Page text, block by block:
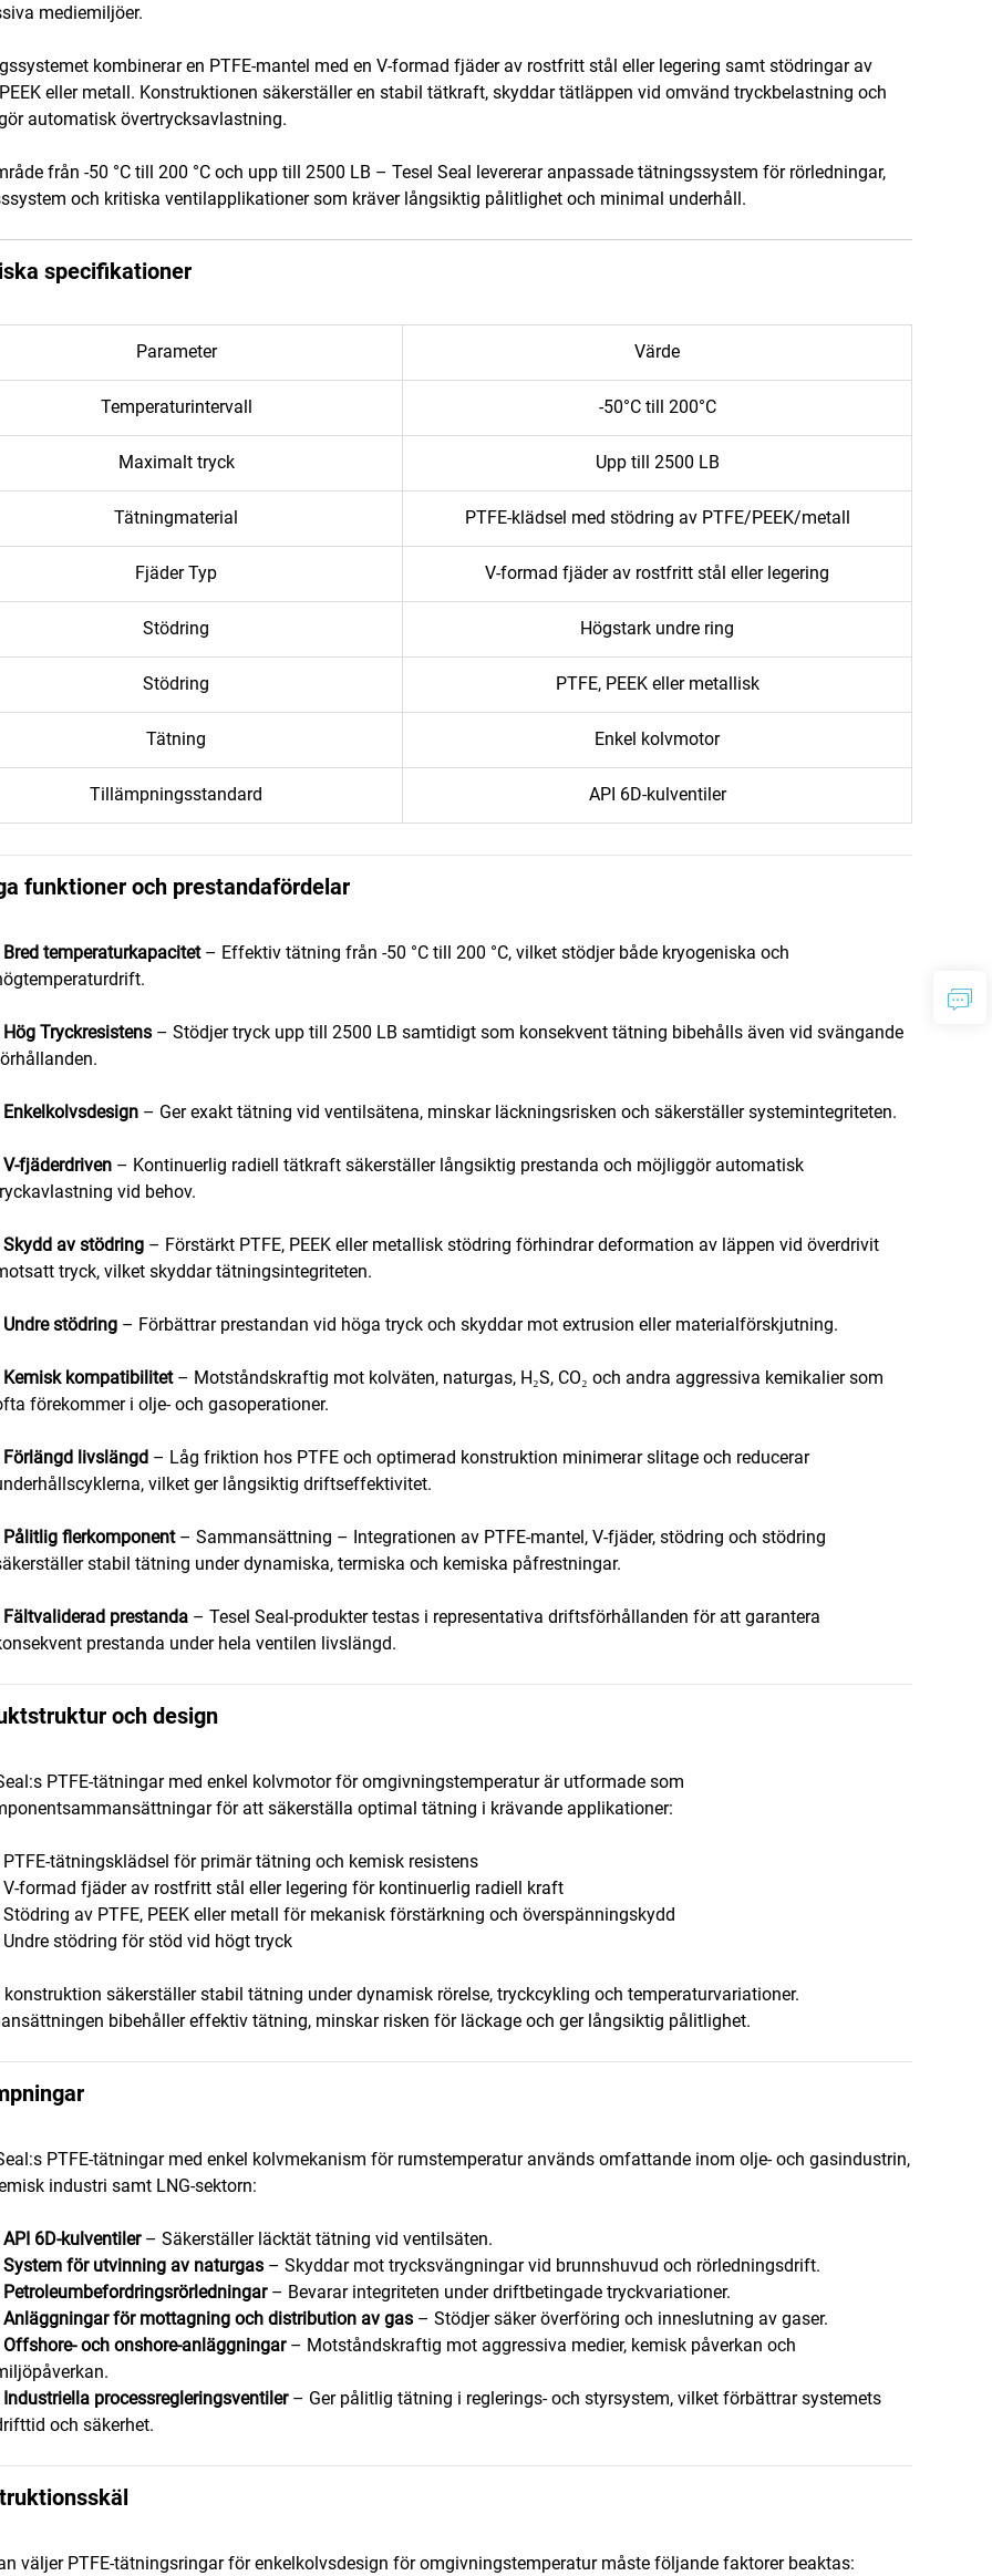
mediemiljöer.
kombinerar en PTFE-mantel med en V-formad fjäder av rostfritt stål eller legering samt stödringar av
PEEK eller metall. Konstruktionen säkerställer en stabil tätkraft, skyddar tätläppen vid omvänd tryckbelastning och
automatisk övertrycksavlastning.
från -50 °C till 200 °C och upp till 2500 LB – Tesel Seal levererar anpassade tätningssystem för rörledningar,
och kritiska ventilapplikationer som kräver långsiktig pålitlighet och minimal underhåll.
specifikationer
Parameter Värde
Temperaturintervall -50°C till 200°C
Maximalt tryck Upp till 2500 LB
Tätningmaterial PTFE-klädsel med stödring av PTFE/PEEK/metall
Fjäder Typ V-formad fjäder av rostfritt stål eller legering
Stödring Högstark undre ring
Stödring PTFE, PEEK eller metallisk
Tätning Enkel kolvmotor
Tillämpningsstandard API 6D-kulventiler
funktioner och prestandafördelar
Bred temperaturkapacitet – Effektiv tätning från -50 °C till 200 °C, vilket stödjer både kryogeniska och
Hög Tryckresistens – Stödjer tryck upp till 2500 LB samtidigt som konsekvent tätning bibehålls även vid svängande
Enkelkolvsdesign – Ger exakt tätning vid ventilsätena, minskar läckningsrisken och säkerställer systemintegriteten.
V-fjäderdriven – Kontinuerlig radiell tätkraft säkerställer långsiktig prestanda och möjliggör automatisk
vid behov.
Skydd av stödring – Förstärkt PTFE, PEEK eller metallisk stödring förhindrar deformation av läppen vid överdrivit
tryck, vilket skyddar tätningsintegriteten.
Undre stödring – Förbättrar prestandan vid höga tryck och skyddar mot extrusion eller materialförskjutning.
Kemisk kompatibilitet – Motståndskraftig mot kolväten, naturgas, H₂S, CO₂ och andra aggressiva kemikalier som
förekommer i olje- och gasoperationer.
Förlängd livslängd – Låg friktion hos PTFE och optimerad konstruktion minimerar slitage och reducerar
vilket ger långsiktig driftseffektivitet.
Pålitlig flerkomponent – Sammansättning – Integrationen av PTFE-mantel, V-fjäder, stödring och stödring
stabil tätning under dynamiska, termiska och kemiska påfrestningar.
Fältvaliderad prestanda – Tesel Seal-produkter testas i representativa driftsförhållanden för att garantera
prestanda under hela ventilen livslängd.
och design
PTFE-tätningar med enkel kolvmotor för omgivningstemperatur är utformade som
för att säkerställa optimal tätning i krävande applikationer:
PTFE-tätningsklädsel för primär tätning och kemisk resistens
V-formad fjäder av rostfritt stål eller legering för kontinuerlig radiell kraft
Stödring av PTFE, PEEK eller metall för mekanisk förstärkning och överspänningskydd
Undre stödring för stöd vid högt tryck
konstruktion säkerställer stabil tätning under dynamisk rörelse, tryckcykling och temperaturvariationer.
bibehåller effektiv tätning, minskar risken för läckage och ger långsiktig pålitlighet.
PTFE-tätningar med enkel kolvmekanism för rumstemperatur används omfattande inom olje- och gasindustrin,
industri samt LNG-sektorn:
API 6D-kulventiler – Säkerställer läcktät tätning vid ventilsäten.
System för utvinning av naturgas – Skyddar mot trycksvängningar vid brunnshuvud och rörledningsdrift.
Petroleumbefordringsrörledningar – Bevarar integriteten under driftbetingade tryckvariationer.
Anläggningar för mottagning och distribution av gas – Stödjer säker överföring och inneslutning av gaser.
Offshore- och onshore-anläggningar – Motståndskraftig mot aggressiva medier, kemisk påverkan och
Industriella processregleringsventiler – Ger pålitlig tätning i reglerings- och styrsystem, vilket förbättrar systemets
och säkerhet.
väljer PTFE-tätningsringar för enkelkolvsdesign för omgivningstemperatur måste följande faktorer beaktas: